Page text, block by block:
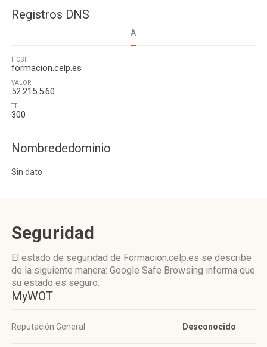
Registros DNS
A
HOST
formacion.celp.es
VALOR
52.215.5.60
TTL
300
Nombrededominio
Sin dato
Seguridad
El estado de seguridad de Formacion.celp.es se describe
de la siguiente manera: Google Safe Browsing informa que
su estado es seguro.
MyWOT
Reputación General Desconocido